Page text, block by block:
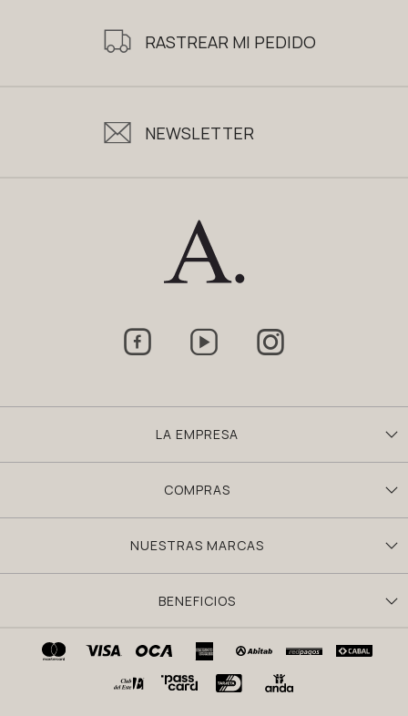
RASTREAR MI PEDIDO
NEWSLETTER
LA EMPRESA
COMPRAS
NUESTRAS MARCAS
BENEFICIOS
  